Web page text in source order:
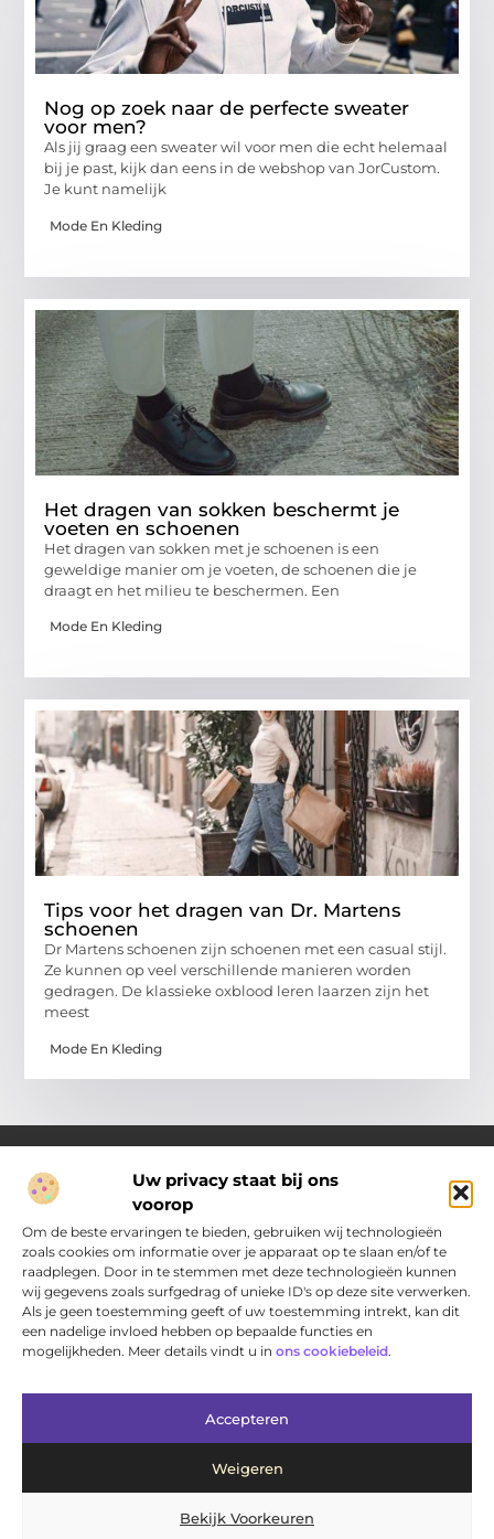
Uw privacy staat bij ons
voorop
Om de beste ervaringen te bieden, gebruiken wij technologieën
zoals cookies om informatie over je apparaat op te slaan en/of te
raadplegen. Door in te stemmen met deze technologieën kunnen
wij gegevens zoals surfgedrag of unieke ID's op deze site verwerken.
Als je geen toestemming geeft of uw toestemming intrekt, kan dit
een nadelige invloed hebben op bepaalde functies en
mogelijkheden. Meer details vindt u in ons cookiebeleid.
Accepteren
Weigeren
Bekijk Voorkeuren
Nog op zoek naar de perfecte sweater
voor men?
Als jij graag een sweater wil voor men die echt helemaal
bij je past, kijk dan eens in de webshop van JorCustom.
Je kunt namelijk
Mode En Kleding
Het dragen van sokken beschermt je
voeten en schoenen
Het dragen van sokken met je schoenen is een
geweldige manier om je voeten, de schoenen die je
draagt ​​en het milieu te beschermen. Een
Mode En Kleding
Tips voor het dragen van Dr. Martens
schoenen
Dr Martens schoenen zijn schoenen met een casual stijl.
Ze kunnen op veel verschillende manieren worden
gedragen. De klassieke oxblood leren laarzen zijn het
meest
Mode En Kleding
Over Pakhuisdelft.nl
Jouw bron voor dagelijkse inspiratie en praktische ideeën
Bij PakhuisDelft.nl vind je een gevarieerd aanbod aan artikelen
en blogs die je helpen om jouw dag nét wat leuker, slimmer en
eenvoudiger te maken.
Main Links
Bericht categorie